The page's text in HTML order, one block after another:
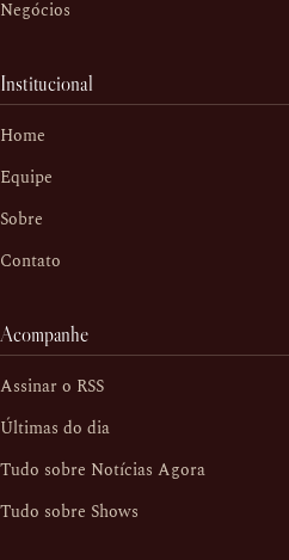
Negócios
Institucional
Home
Equipe
Sobre
Contato
Acompanhe
Assinar o RSS
Últimas do dia
Tudo sobre Notícias Agora
Tudo sobre Shows